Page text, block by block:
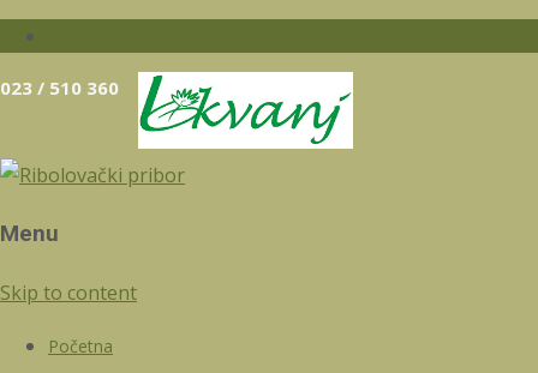
023 / 510 360
Menu
Skip to content
Početna